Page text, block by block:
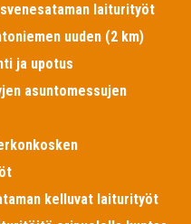
laiturityöt
uuden (2 km)
ja upotus
asuntomessujen
kelluvat laiturityöt